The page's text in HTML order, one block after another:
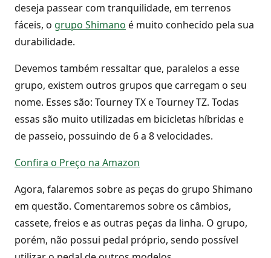
deseja passear com tranquilidade, em terrenos
fáceis, o grupo Shimano é muito conhecido pela sua
durabilidade.
Devemos também ressaltar que, paralelos a esse
grupo, existem outros grupos que carregam o seu
nome. Esses são: Tourney TX e Tourney TZ. Todas
essas são muito utilizadas em bicicletas híbridas e
de passeio, possuindo de 6 a 8 velocidades.
Confira o Preço na Amazon
Agora, falaremos sobre as peças do grupo Shimano
em questão. Comentaremos sobre os câmbios,
cassete, freios e as outras peças da linha. O grupo,
porém, não possui pedal próprio, sendo possível